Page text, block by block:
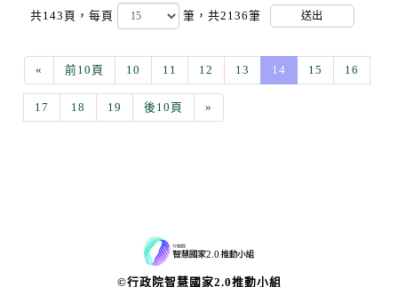
共143頁， 每頁 筆，共2136筆 送出
« 前10頁 10 11 12 13 14 15 16
17 18 19 後10頁 »
©行政院智慧國家2.0推動小組